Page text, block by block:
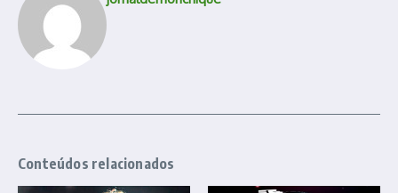
Conteúdos relacionados